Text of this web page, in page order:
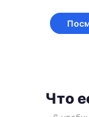
Что